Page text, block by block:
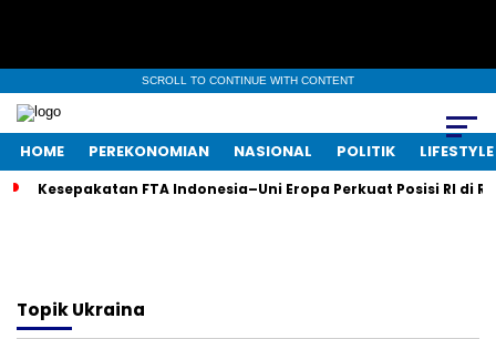
SCROLL TO CONTINUE WITH CONTENT
HOME PEREKONOMIAN NASIONAL POLITIK LIFESTYLE
Kesepakatan FTA Indonesia–Uni Eropa Perkuat Posisi RI di
TopikUkraina